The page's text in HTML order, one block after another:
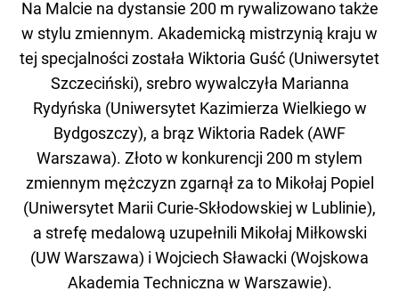
Na Malcie na dystansie 200 m rywalizowano także
w stylu zmiennym. Akademicką mistrzynią kraju w
tej specjalności została Wiktoria Guść (Uniwersytet
Szczeciński), srebro wywalczyła Marianna
Rydyńska (Uniwersytet Kazimierza Wielkiego w
Bydgoszczy), a brąz Wiktoria Radek (AWF
Warszawa). Złoto w konkurencji 200 m stylem
zmiennym mężczyzn zgarnął za to Mikołaj Popiel
(Uniwersytet Marii Curie-Skłodowskiej w Lublinie),
a strefę medalową uzupełnili Mikołaj Miłkowski
(UW Warszawa) i Wojciech Sławacki (Wojskowa
Akademia Techniczna w Warszawie).